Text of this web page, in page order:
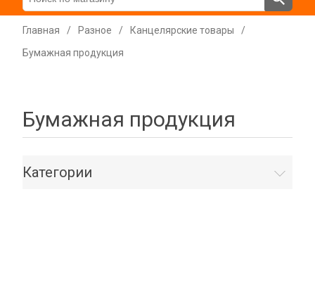
Главная / Разное / Канцелярские товары
/
Бумажная продукция
Бумажная продукция
Категории